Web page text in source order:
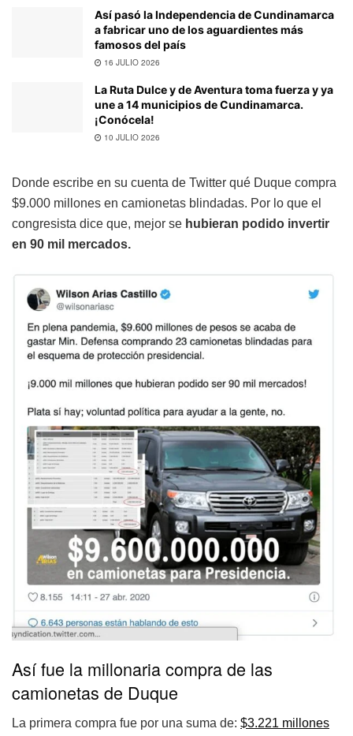
Así pasó la Independencia de Cundinamarca
a fabricar uno de los aguardientes más
famosos del país
16 JULIO 2026
La Ruta Dulce y de Aventura toma fuerza y ya
une a 14 municipios de Cundinamarca.
¡Conócela!
10 JULIO 2026
Donde escribe en su cuenta de Twitter qué Duque compra
$9.000 millones en camionetas blindadas. Por lo que el
congresista dice que, mejor se hubieran podido invertir
en 90 mil mercados.
Así fue la millonaria compra de las
camionetas de Duque
La primera compra fue por una suma de: $3.221 millones